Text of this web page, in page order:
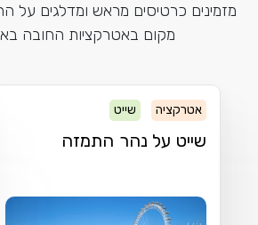
מזמינים כרטיסים מראש ומדלגים על
מקום באטרקציות החובה
אטרקציה שייט
שייט על נהר התמזה